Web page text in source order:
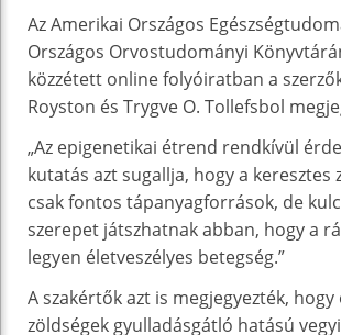
Az Amerikai Országos
Országos Orvostudományi
közzétett online folyóiratban a
Royston és Trygve O. Tollefsbol
„Az epigenetikai étrend rendkívül
kutatás azt sugallja, hogy a keresztes
csak fontos tápanyagforrások, de
szerepet játszhatnak abban, hogy a
legyen életveszélyes betegség.”
A szakértők azt is megjegyezték, hogy
zöldségek gyulladásgátló hatású